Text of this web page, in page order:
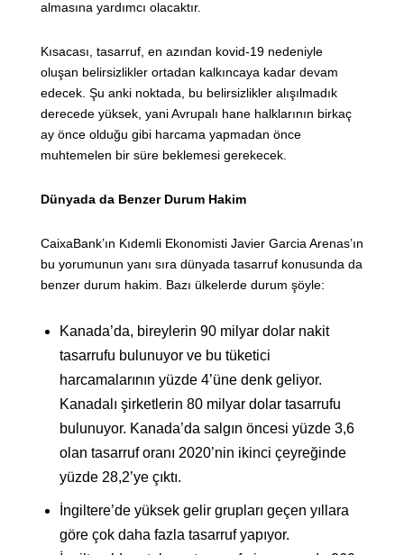
almasına yardımcı olacaktır.
Kısacası, tasarruf, en azından kovid-19 nedeniyle
oluşan belirsizlikler ortadan kalkıncaya kadar devam
edecek. Şu anki noktada, bu belirsizlikler alışılmadık
derecede yüksek, yani Avrupalı ​​hane halklarının birkaç
ay önce olduğu gibi harcama yapmadan önce
muhtemelen bir süre beklemesi gerekecek.
Dünyada da Benzer Durum Hakim
CaixaBank’ın Kıdemli Ekonomisti Javier Garcia Arenas’ın
bu yorumunun yanı sıra dünyada tasarruf konusunda da
benzer durum hakim. Bazı ülkelerde durum şöyle:
Kanada’da, bireylerin 90 milyar dolar nakit
tasarrufu bulunuyor ve bu tüketici
harcamalarının yüzde 4’üne denk geliyor.
Kanadalı şirketlerin 80 milyar dolar tasarrufu
bulunuyor. Kanada’da salgın öncesi yüzde 3,6
olan tasarruf oranı 2020’nin ikinci çeyreğinde
yüzde 28,2’ye çıktı.
İngiltere’de yüksek gelir grupları geçen yıllara
göre çok daha fazla tasarruf yapıyor.